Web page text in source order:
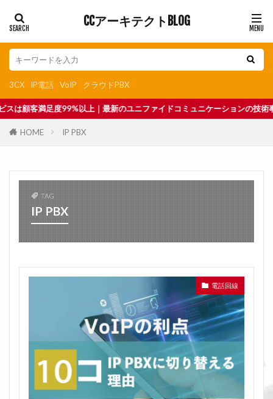
CCアーキテクトBLOG
3CX IP電話 VoIP クラウドPBX
｜最新のユニファイドコミュニケーションの技術事情はCCアーキテク
HOME IP PBX
TAG
IP PBX
電話回線